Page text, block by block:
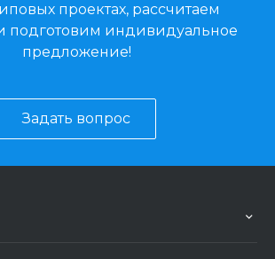
проектах, рассчитаем
подготовим индивидуальное
предложение!
Задать вопрос